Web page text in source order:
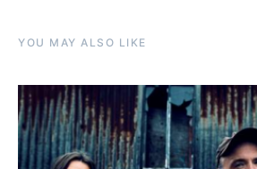
YOU MAY ALSO LIKE